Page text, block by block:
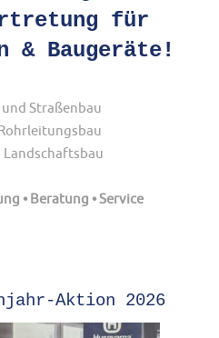
für
& Baugeräte!
und Straßenbau
Landschaftsbau
• Beratung • Service
Aktion 2026